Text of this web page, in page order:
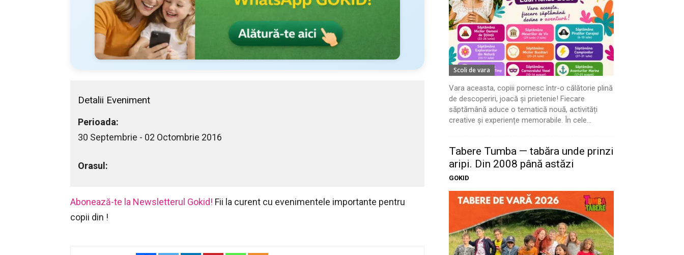
Detalii Eveniment
Perioada:
30 Septembrie - 02 Octombrie 2016
Orasul:
Abonează-te la Newsletterul Gokid! Fii la curent cu evenimentele importante pentru
copii din !
Scoli de vara
Vara aceasta, copiii pornesc într-o călătorie plină
de descoperiri, joacă și prietenie! Fiecare
săptămână aduce o tematică nouă, activități
creative și experiențe memorabile. În cele...
Tabere Tumba — tabăra unde prinzi
aripi. Din 2008 până astăzi
GOKID